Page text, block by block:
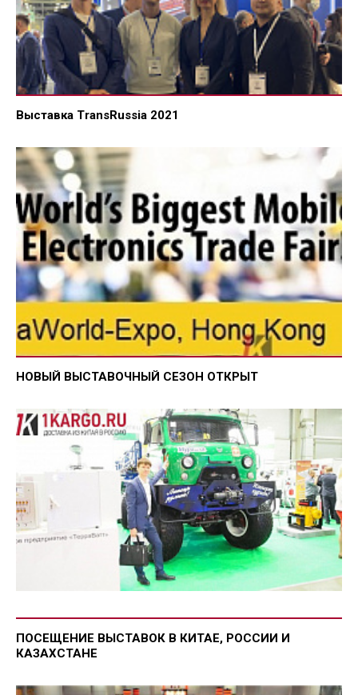
Выставка TransRussia 2021
НОВЫЙ ВЫСТАВОЧНЫЙ СЕЗОН ОТКРЫТ
ПОСЕЩЕНИЕ ВЫСТАВОК В КИТАЕ, РОССИИ И
КАЗАХСТАНЕ